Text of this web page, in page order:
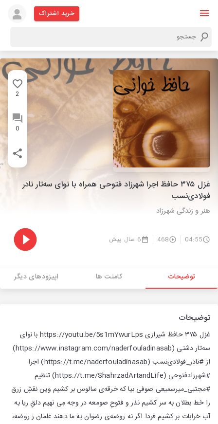
خرید اشتراک
2
0
غزل ۳۷۵ حافظ اجرا شهرزاد فتوحی همراه با نوای سه‌تار نادر
فولادی‌نسب
هنر و زندگی شهرزاد
04:55
468 6 سال پیش
توضیحات کامنت ها اپیزودهای دیگر
توضیحات
غزل ۳۷۵ حافظ شیرازی https://youtu.be/5s1mYwurLps با نوای
سه‌تار دشتی (https://www.instagram.com/naderfouladinasab)
از #نادر_فولادی‌نسب (https://t.me/naderfouladinasab) اجرا
#شهرزادفتوحی (https://t.me/ShahrzadArtandLife) تنظیم
#مجتبی_میر‌سمیعی صوفی بیا که خرقه‌ی سالوس بر کشیم وین نقشِ زرق
را خط بطلان به سر کشیم نذر و فتوحِ صومعه در وجه مِی‌ نهیم دلقِ ریا به
آب خرابات بر کشیم فردا اگر نه روضه‌ی رضوان به ما دهند غلمان ز روضه،